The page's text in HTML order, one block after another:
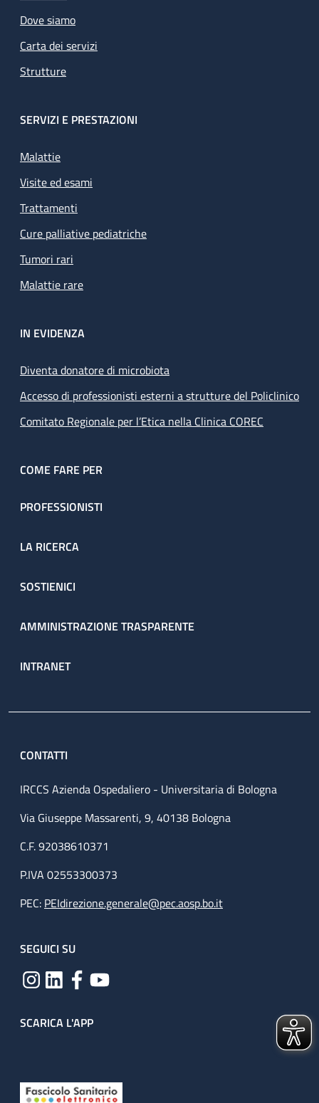
Dove siamo
Carta dei servizi
Strutture
SERVIZI E PRESTAZIONI
Malattie
Visite ed esami
Trattamenti
Cure palliative pediatriche
Tumori rari
Malattie rare
IN EVIDENZA
Diventa donatore di microbiota
Accesso di professionisti esterni a strutture del Policlinico
Comitato Regionale per l’Etica nella Clinica COREC
COME FARE PER
PROFESSIONISTI
LA RICERCA
SOSTIENICI
AMMINISTRAZIONE TRASPARENTE
INTRANET
CONTATTI
IRCCS Azienda Ospedaliero - Universitaria di Bologna
Via Giuseppe Massarenti, 9, 40138 Bologna
C.F. 92038610371
P.IVA 02553300373
PEC: PEIdirezione.generale@pec.aosp.bo.it
SEGUICI SU
SCARICA L'APP